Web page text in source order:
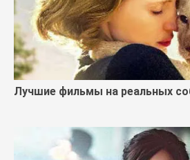
Лучшие фильмы на реальных